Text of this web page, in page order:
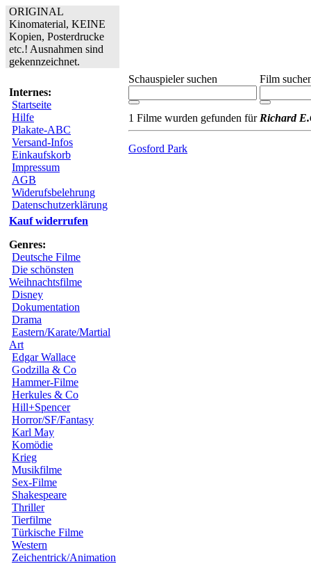
ORIGINAL
Kinomaterial, KEINE
Kopien, Posterdrucke
etc.! Ausnahmen sind
gekennzeichnet.
Internes:
Startseite
Hilfe
Plakate-ABC
Versand-Infos
Einkaufskorb
Impressum
AGB
Widerufsbelehrung
Datenschutzerklärung
Kauf widerrufen
Genres:
Deutsche Filme
Die schönsten
Weihnachtsfilme
Disney
Dokumentation
Drama
Eastern/Karate/Martial
Art
Edgar Wallace
Godzilla & Co
Hammer-Filme
Herkules & Co
Hill+Spencer
Horror/SF/Fantasy
Karl May
Komödie
Krieg
Musikfilme
Sex-Filme
Shakespeare
Thriller
Tierfilme
Türkische Filme
Western
Zeichentrick/Animation
Schauspieler suchen Film
1 Filme wurden gefunden für Richard
Gosford Park